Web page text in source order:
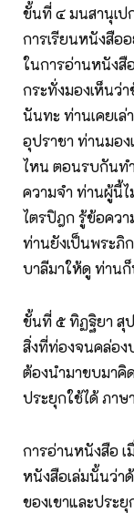
ขั้นที่ ๔ มนสานุเป
การเรียนหนังสือ
ในการอ่านหนังสื
กระทั่งมองเห็นว่
นันทะ ท่านเคยเล่
อุปราชา ท่านมอ
ไหน ตอนรบกันท
ความจำ ท่านผู้นี้
ไตรปิฎก รู้ข้อคว
ท่านยังเป็นพระภิ
บาลีมาให้ดู ท่านก็
ขั้นที่ ๕ ทิฏฐิยา สุ
สิ่งที่ท่องจนคล่อง
ต้องนำมาขบมาคิ
ประยุกใช้ได้ ภาษ
การอ่านหนังสือ เ
หนังสือเล่มนั้นว่า
ของเขาและประ